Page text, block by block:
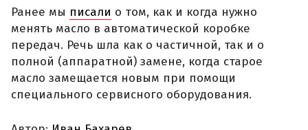
Ранее мы писали о том, как и когда нужно
менять масло в автоматической коробке
передач. Речь шла как о частичной, так и о
полной (аппаратной) замене, когда старое
масло замещается новым при помощи
специального сервисного оборудования.